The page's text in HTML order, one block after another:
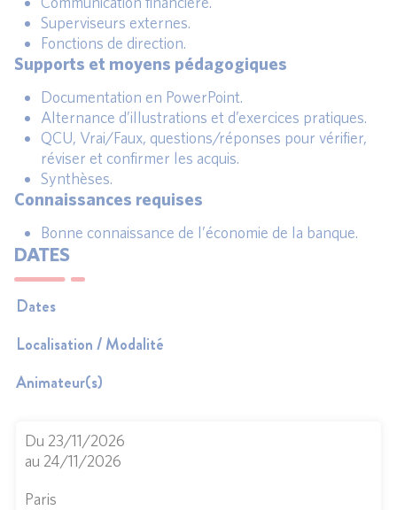
Superviseurs externes.
Fonctions de direction.
Supports et moyens pédagogiques
Documentation en PowerPoint.
Alternance d’illustrations et d’exercices pratiques.
QCU, Vrai/Faux, questions/réponses pour vérifier,
réviser et confirmer les acquis.
Synthèses.
Connaissances requises
Bonne connaissance de l’économie de la banque.
DATES
Dates
Localisation / Modalité
Animateur(s)
Du 23/11/2026
au 24/11/2026
Paris